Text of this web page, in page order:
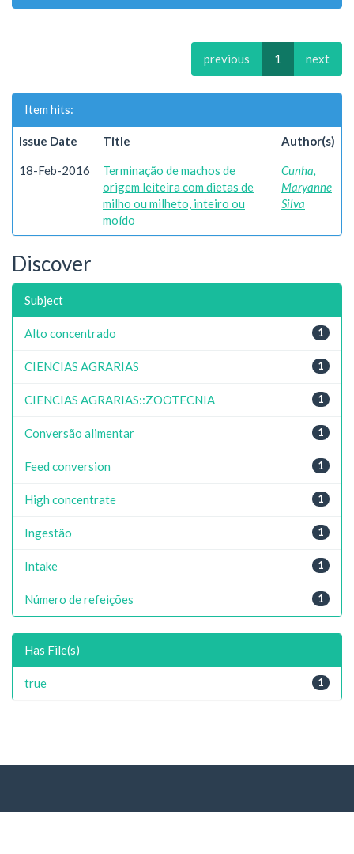
previous 1 next
Item hits:
Issue Date Title Author(s)
18-Feb-2016
Terminação de machos de
origem leiteira com dietas de
milho ou milheto, inteiro ou
moído
Cunha,
Maryanne
Silva
Discover
Subject
1
Alto concentrado
1
CIENCIAS AGRARIAS
1
CIENCIAS AGRARIAS::ZOOTECNIA
1
Conversão alimentar
1
Feed conversion
1
High concentrate
1
Ingestão
1
Intake
1
Número de refeições
Has File(s)
1
true